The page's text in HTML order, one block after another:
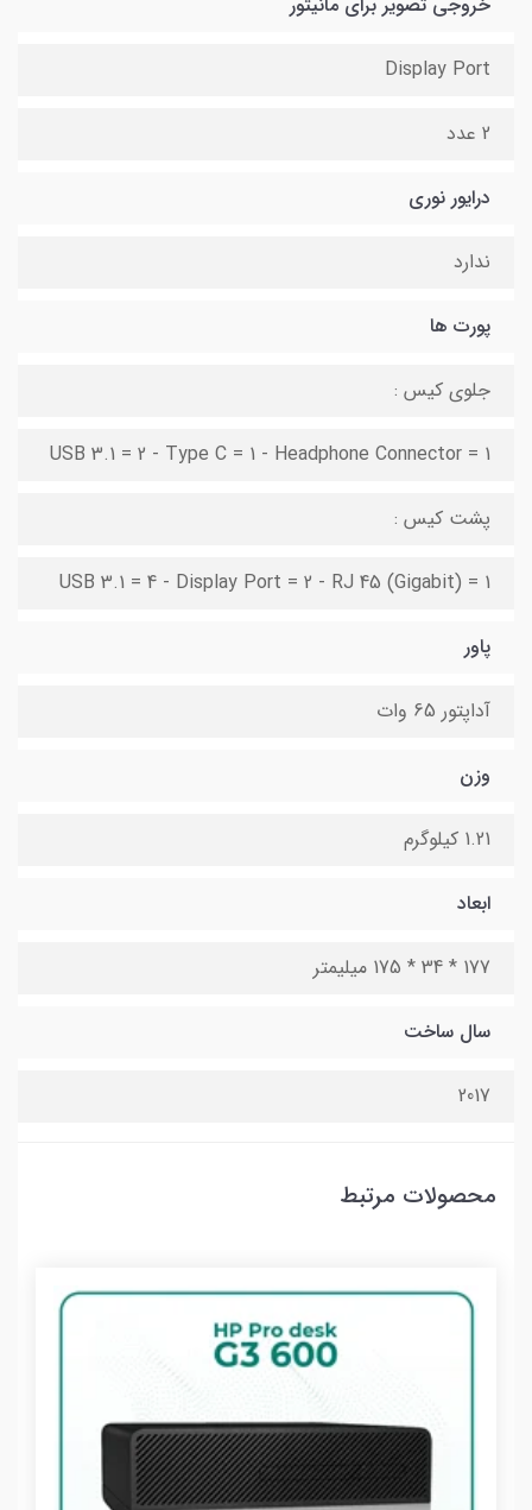
Display Port
2 عدد
درایور نوری
ندارد
پورت ها
جلوی کیس :
USB 3.1 = 2 - Type C = 1 - Headphone Connector = 1
پشت کیس :
USB 3.1 = 4 - Display Port = 2 - RJ 45 (Gigabit) = 1
پاور
آداپتور 65 وات
وزن
1.21 کیلوگرم
ابعاد
177 * 34 * 175 میلیمتر
سال ساخت
2017
محصولات مرتبط